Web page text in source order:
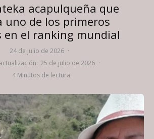
acapulqueña que
uno de los primeros
en el ranking mundial
24 de julio de 2026 ·
25 de julio de 2026 ·
4 Minutos de lectura